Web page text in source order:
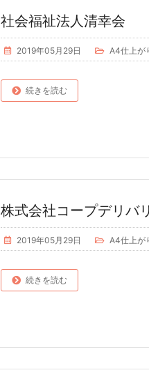
社会福祉法人清幸会
2019年05月29日 A4仕上が
続きを読む
株式会社コープデリバ
2019年05月29日 A4仕上が
続きを読む